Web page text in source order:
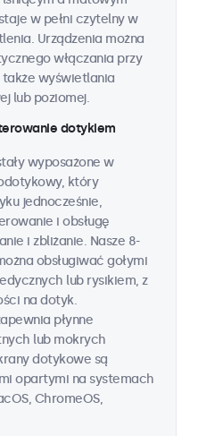
w pełni czytelny w
Urządzenia można
włączania przy
także wyświetlania
lub poziomej.
dotykiem
wyposażone w
który
jednocześnie,
i obsługę
i zbliżanie. Nasze 8-
obsługiwać gołymi
lub rysikiem, z
na dotyk.
płynne
lub mokrych
dotykowe są
opartymi na systemach
ChromeOS,